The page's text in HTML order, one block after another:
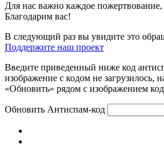
Для нас важно каждое
Благодарим вас!
В следующий раз вы увидите это
Поддержите наш проект
Введите приведенный ниже код
изображение с кодом не загрузилось,
«Обновить» рядом с изображением
Обновить Антиспам-код